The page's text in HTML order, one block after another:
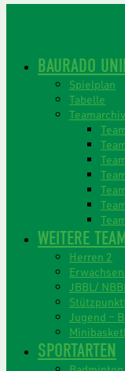
BAURADO
Spielplan
Tabelle
Teamarchiv
WEITERE
Herren 2
JBBL/
Jugend –
SPORTARTEN